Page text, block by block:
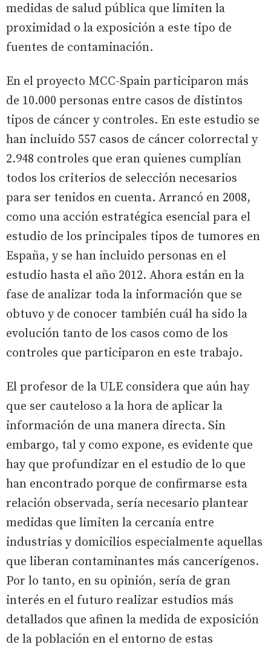
medidas de salud pública que limiten la
proximidad o la exposición a este tipo de
fuentes de contaminación.
En el proyecto MCC-Spain participaron más
de 10.000 personas entre casos de distintos
tipos de cáncer y controles. En este estudio se
han incluido 557 casos de cáncer colorrectal y
2.948 controles que eran quienes cumplían
todos los criterios de selección necesarios
para ser tenidos en cuenta. Arrancó en 2008,
como una acción estratégica esencial para el
estudio de los principales tipos de tumores en
España, y se han incluido personas en el
estudio hasta el año 2012. Ahora están en la
fase de analizar toda la información que se
obtuvo y de conocer también cuál ha sido la
evolución tanto de los casos como de los
controles que participaron en este trabajo.
El profesor de la ULE considera que aún hay
que ser cauteloso a la hora de aplicar la
información de una manera directa. Sin
embargo, tal y como expone, es evidente que
hay que profundizar en el estudio de lo que
han encontrado porque de confirmarse esta
relación observada, sería necesario plantear
medidas que limiten la cercanía entre
industrias y domicilios especialmente aquellas
que liberan contaminantes más cancerígenos.
Por lo tanto, en su opinión, sería de gran
interés en el futuro realizar estudios más
detallados que afinen la medida de exposición
de la población en el entorno de estas